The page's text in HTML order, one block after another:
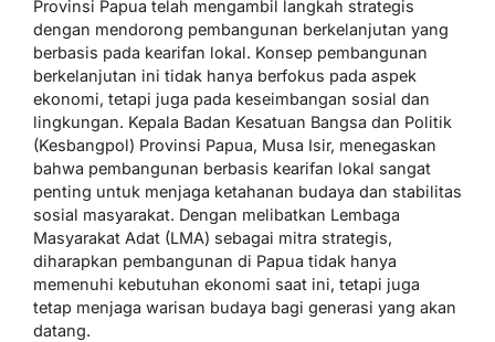
Provinsi Papua telah mengambil langkah strategis
dengan mendorong pembangunan berkelanjutan yang
berbasis pada kearifan lokal. Konsep pembangunan
berkelanjutan ini tidak hanya berfokus pada aspek
ekonomi, tetapi juga pada keseimbangan sosial dan
lingkungan. Kepala Badan Kesatuan Bangsa dan Politik
(Kesbangpol) Provinsi Papua, Musa Isir, menegaskan
bahwa pembangunan berbasis kearifan lokal sangat
penting untuk menjaga ketahanan budaya dan stabilitas
sosial masyarakat. Dengan melibatkan Lembaga
Masyarakat Adat (LMA) sebagai mitra strategis,
diharapkan pembangunan di Papua tidak hanya
memenuhi kebutuhan ekonomi saat ini, tetapi juga
tetap menjaga warisan budaya bagi generasi yang akan
datang.